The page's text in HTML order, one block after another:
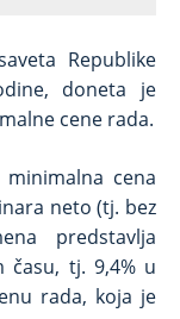
Republike
doneta je
cene rada.
cena
neto (tj. bez
predstavlja
času, tj. 9,4% u
rada, koja je